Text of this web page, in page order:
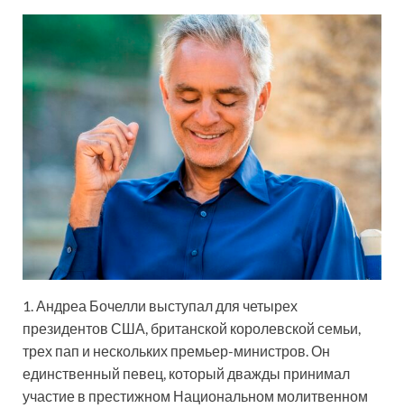
1. Андреа Бочелли выступал для четырех
президентов США, британской королевской семьи,
трех пап и нескольких премьер-министров. Он
единственный певец, который дважды принимал
участие в престижном Национальном молитвенном